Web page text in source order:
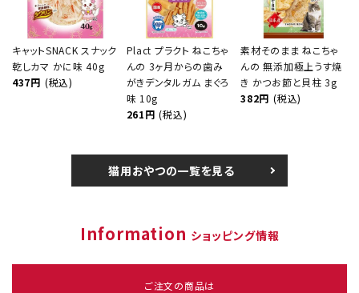
キャットSNACK スナック
乾しカマ かに味 40g
437円 (税込)
Plact プラクト ねこちゃ
んの 3ヶ月からの歯み
がきデンタルガム まぐろ
味 10g
261円 (税込)
素材そのまま ねこちゃ
んの 無添加極上うす焼
き かつお節と貝柱 3g
382円 (税込)
猫用おやつの一覧を見る
Information ショッピング情報
ご注文の商品は